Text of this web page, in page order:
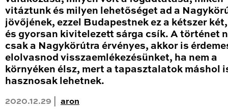
vitáztunk és milyen lehetőséget ad a
jövőjének, ezzel Budapestnek ez a kétszer
és gyorsan kivitelezett sárga csík. A történet
csak a Nagykörútra érvényes, akkor is
elolvasnod visszaemlékezésünket, ha nem a
környéken élsz, mert a tapasztalatok máshol
hasznosak lehetnek.
2020.12.29 | aron